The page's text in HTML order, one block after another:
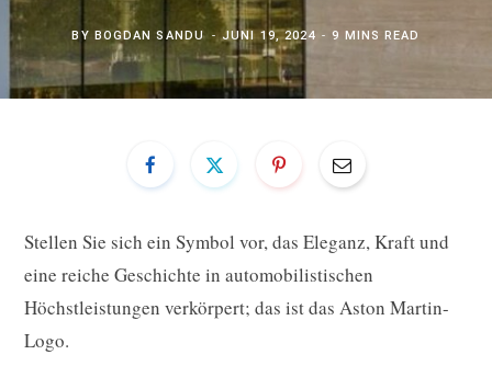
BY BOGDAN SANDU JUNI 19, 2024 9 MINS READ
Stellen Sie sich ein Symbol vor, das Eleganz, Kraft und
eine reiche Geschichte in automobilistischen
Höchstleistungen verkörpert; das ist das Aston Martin-
Logo.